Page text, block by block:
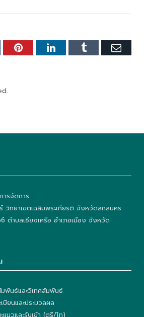
PinterestLinkedInTumblr
ารจัดการ
วิทยาเขตเฉลิมพระเกียรติ จังหวัดสกลนคร
ตำบลเชียงเครือ อำเภอเมือง จังหวัด
พันธ์และวิเทศสัมพันธ์
ยนและประมวลผล
นวและรับเข้า (ตรี/โท)